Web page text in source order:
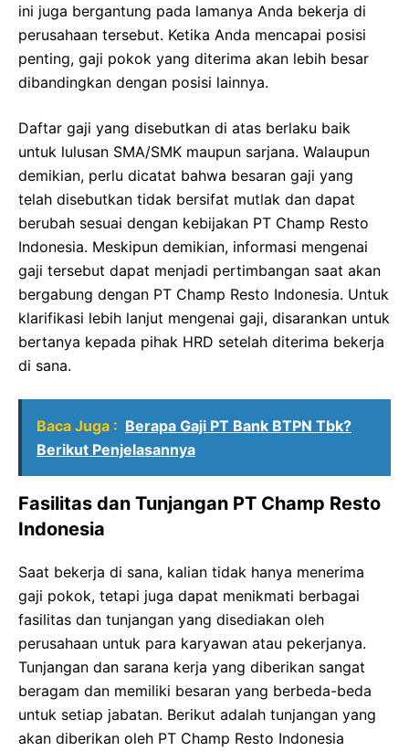
ini juga bergantung pada lamanya Anda bekerja di
perusahaan tersebut. Ketika Anda mencapai posisi
penting, gaji pokok yang diterima akan lebih besar
dibandingkan dengan posisi lainnya.
Daftar gaji yang disebutkan di atas berlaku baik
untuk lulusan SMA/SMK maupun sarjana. Walaupun
demikian, perlu dicatat bahwa besaran gaji yang
telah disebutkan tidak bersifat mutlak dan dapat
berubah sesuai dengan kebijakan PT Champ Resto
Indonesia. Meskipun demikian, informasi mengenai
gaji tersebut dapat menjadi pertimbangan saat akan
bergabung dengan PT Champ Resto Indonesia. Untuk
klarifikasi lebih lanjut mengenai gaji, disarankan untuk
bertanya kepada pihak HRD setelah diterima bekerja
di sana.
Baca Juga : Berapa Gaji PT Bank BTPN Tbk?
Berikut Penjelasannya
Fasilitas dan Tunjangan PT Champ Resto
Indonesia
Saat bekerja di sana, kalian tidak hanya menerima
gaji pokok, tetapi juga dapat menikmati berbagai
fasilitas dan tunjangan yang disediakan oleh
perusahaan untuk para karyawan atau pekerjanya.
Tunjangan dan sarana kerja yang diberikan sangat
beragam dan memiliki besaran yang berbeda-beda
untuk setiap jabatan. Berikut adalah tunjangan yang
akan diberikan oleh PT Champ Resto Indonesia